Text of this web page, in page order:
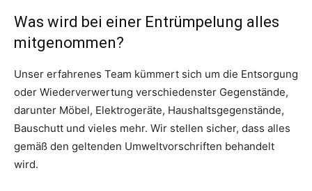
Was wird bei einer Entrümpelung alles
mitgenommen?
Unser erfahrenes Team kümmert sich um die Entsorgung
oder Wiederverwertung verschiedenster Gegenstände,
darunter Möbel, Elektrogeräte, Haushaltsgegenstände,
Bauschutt und vieles mehr. Wir stellen sicher, dass alles
gemäß den geltenden Umweltvorschriften behandelt
wird.